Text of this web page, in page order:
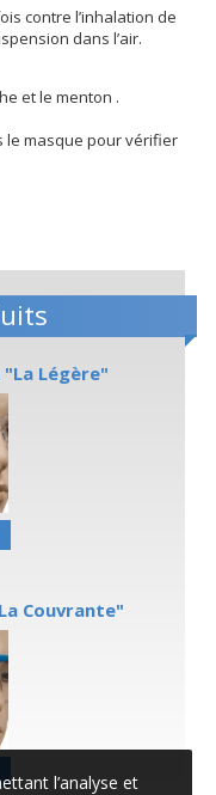
contre l’inhalation de
dans l’air.
et le menton .
le masque pour vérifier
Légère"
Couvrante"
l’analyse et